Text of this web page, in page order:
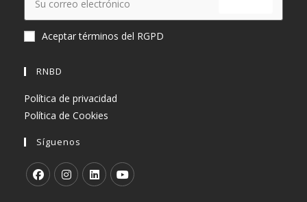
Aceptar términos del RGPD
RNBD
Política de privacidad
Política de Cookies
Síguenos